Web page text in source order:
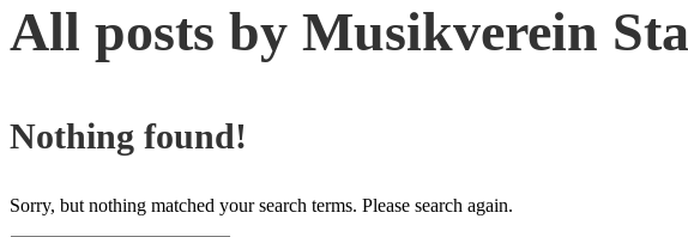
All posts by Musikverein
Nothing found!
Sorry, but nothing matched your search terms. Please search again.